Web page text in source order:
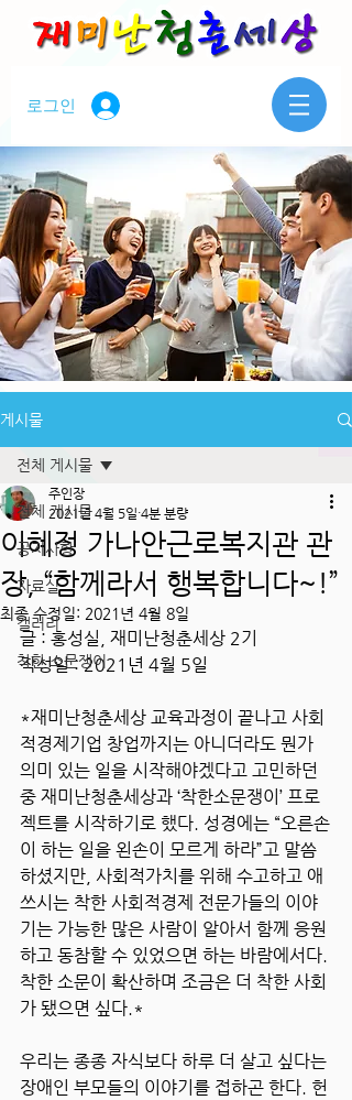
로그인
게시물
전체 게시물
공지사항
자료실
갤러리
착한 소문쟁이
전체 게시물
이혜정 가나안근로복지관 관
장, “함께라서 행복합니다~!”
주인장
2021년 4월 5일 4분 분량
최종 수정일: 2021년 4월 8일
글 : 홍성실, 재미난청춘세상 2기
작성일 : 2021년 4월 5일
*재미난청춘세상 교육과정이 끝나고 사회
적경제기업 창업까지는 아니더라도 뭔가
의미 있는 일을 시작해야겠다고 고민하던
중 재미난청춘세상과 ‘착한소문쟁이’ 프로
젝트를 시작하기로 했다. 성경에는 “오른손
이 하는 일을 왼손이 모르게 하라”고 말씀
하셨지만, 사회적가치를 위해 수고하고 애
쓰시는 착한 사회적경제 전문가들의 이야
기는 가능한 많은 사람이 알아서 함께 응원
하고 동참할 수 있었으면 하는 바람에서다.
착한 소문이 확산하며 조금은 더 착한 사회
가 됐으면 싶다.*
우리는 종종 자식보다 하루 더 살고 싶다는
장애인 부모들의 이야기를 접하곤 한다. 헌